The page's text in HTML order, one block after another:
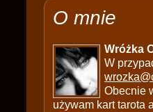
O mnie
Wróżka
W
Obecnie
używam kart tarota